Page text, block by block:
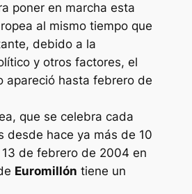
poner en marcha esta
al mismo tiempo que
debido a la
y otros factores, el
apareció hasta febrero de
que se celebra cada
desde hace ya más de 10
de febrero de 2004 en
Euromillón tiene un